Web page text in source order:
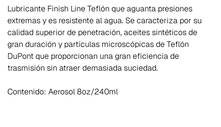
Lubricante Finish Line Teflón que aguanta presiones
extremas y es resistente al agua. Se caracteriza por su
calidad superior de penetración, aceites sintéticos de
gran duración y partículas microscópicas de Teflón
DuPont que proporcionan una gran eficiencia de
trasmisión sin atraer demasiada suciedad.
Contenido: Aerosol 8oz/240ml